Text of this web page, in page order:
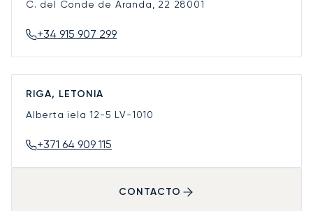
C. del Conde de Aranda, 22 28001
+34 915 907 299
RIGA, LETONIA
Alberta iela 12-5 LV-1010
+371 64 909 115
CONTACTO